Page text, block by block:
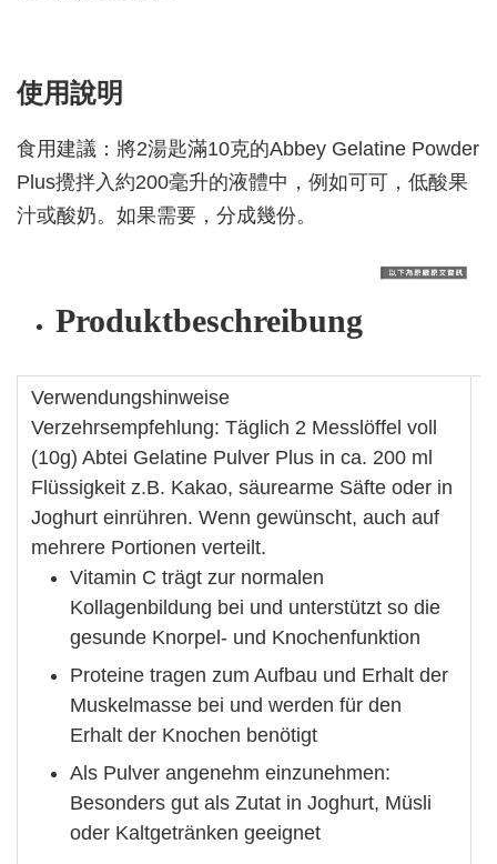
使用說明
食用建議：將2湯匙滿10克的Abbey Gelatine Powder
Plus攪拌入約200毫升的液體中，例如可可，低酸果
汁或酸奶。如果需要，分成幾份。
Produktbeschreibung
Verwendungshinweise
Verzehrsempfehlung: Täglich 2 Messlöffel voll
(10g) Abtei Gelatine Pulver Plus in ca. 200 ml
Flüssigkeit z.B. Kakao, säurearme Säfte oder in
Joghurt einrühren. Wenn gewünscht, auch auf
mehrere Portionen verteilt.
Vitamin C trägt zur normalen
Kollagenbildung bei und unterstützt so die
gesunde Knorpel- und Knochenfunktion
Proteine tragen zum Aufbau und Erhalt der
Muskelmasse bei und werden für den
Erhalt der Knochen benötigt
Als Pulver angenehm einzunehmen:
Besonders gut als Zutat in Joghurt, Müsli
oder Kaltgetränken geeignet